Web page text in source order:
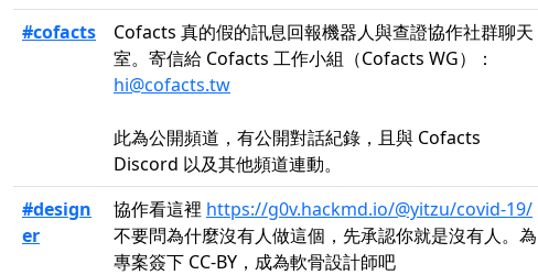
#cofacts
Cofacts 真的假的訊息回報機器人與查證協作社群聊天
室。寄信給 Cofacts 工作小組（Cofacts WG）：
hi@cofacts.tw
此為公開頻道，有公開對話紀錄，且與 Cofacts
Discord 以及其他頻道連動。
#design
er
協作看這裡 https://g0v.hackmd.io/@yitzu/covid-19/
不要問為什麼沒有人做這個，先承認你就是沒有人。為
專案簽下 CC-BY，成為軟骨設計師吧